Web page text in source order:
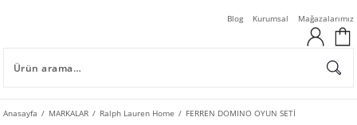
Blog Kurumsal Mağazalarımız
Anasayfa MARKALAR Ralph Lauren Home FERREN DOMINO OYUN SETİ